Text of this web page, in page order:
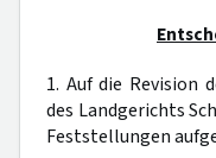
1. Auf die Revision
des Landgerichts
Feststellungen